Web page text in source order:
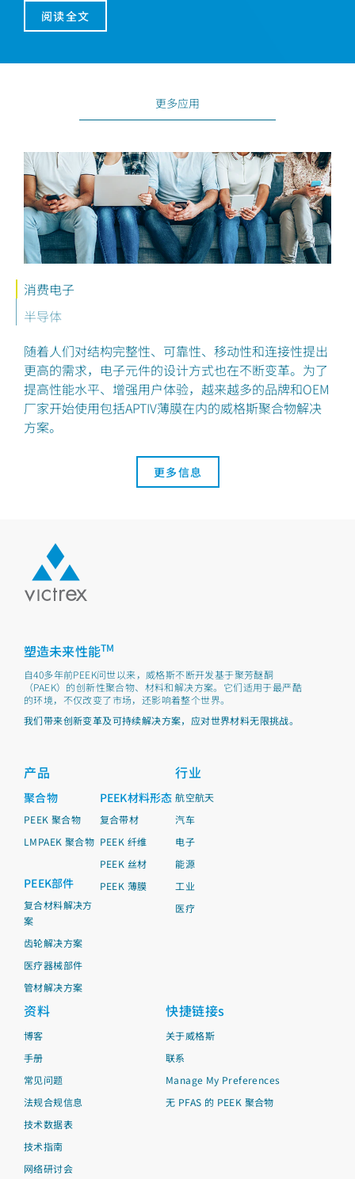
阅读全文
更多应用
消费电子
半导体
随着人们对结构完整性、可靠性、移动性和连接性提出
更高的需求，电子元件的设计方式也在不断变革。为了
提高性能水平、增强用户体验，越来越多的品牌和OEM
厂家开始使用包括APTIV薄膜在内的威格斯聚合物解决
方案。
更多信息
塑造未来性能TM
自40多年前PEEK问世以来，威格斯不断开发基于聚芳醚酮
（PAEK）的创新性聚合物、材料和解决方案。它们适用于最严酷
的环境，不仅改变了市场，还影响着整个世界。
我们带来创新变革及可持续解决方案，应对世界材料无限挑战。
产品
聚合物
PEEK 聚合物
LMPAEK 聚合物
PEEK部件
复合材料解决方
案
齿轮解决方案
医疗器械部件
管材解决方案
PEEK材料形态
复合带材
PEEK 纤维
PEEK 丝材
PEEK 薄膜
行业
航空航天
汽车
电子
能源
工业
医疗
资料
博客
手册
常见问题
法规合规信息
技术数据表
技术指南
网络研讨会
快捷链接s
关于威格斯
联系
Manage My Preferences
无 PFAS 的 PEEK 聚合物